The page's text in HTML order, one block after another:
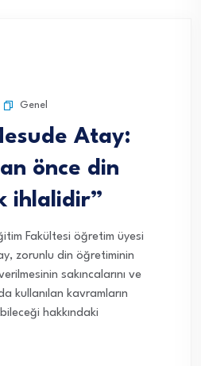
Genel
Atay:
önce din
ihlalidir”
Fakültesi öğretim üyesi
zorunlu din öğretiminin
sakıncalarını ve
kullanılan kavramların
hakkındaki